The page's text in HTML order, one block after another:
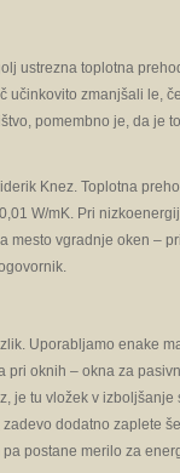
ustrezna toplotna
učinkovito zmanjšali le,
pomembno je, da je
Knez. Toplotna
W/mK. Pri
mesto vgradnje oken –
Uporabljamo enake
oknih – okna za
je tu vložek v
dodatno zaplete
postane merilo za